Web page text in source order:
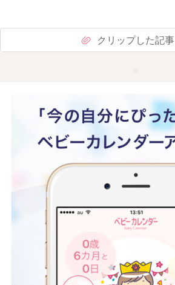
クリップした記事